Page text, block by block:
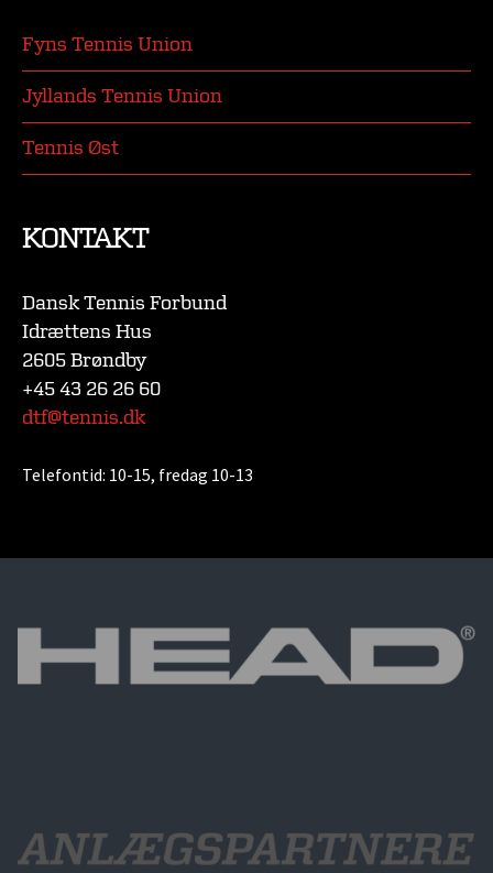
Fyns Tennis Union
Jyllands Tennis Union
Tennis Øst
KONTAKT
Dansk Tennis Forbund
Idrættens Hus
2605 Brøndby
+45 43 26 26 60
dtf@tennis.dk
Telefontid: 10-15, fredag 10-13